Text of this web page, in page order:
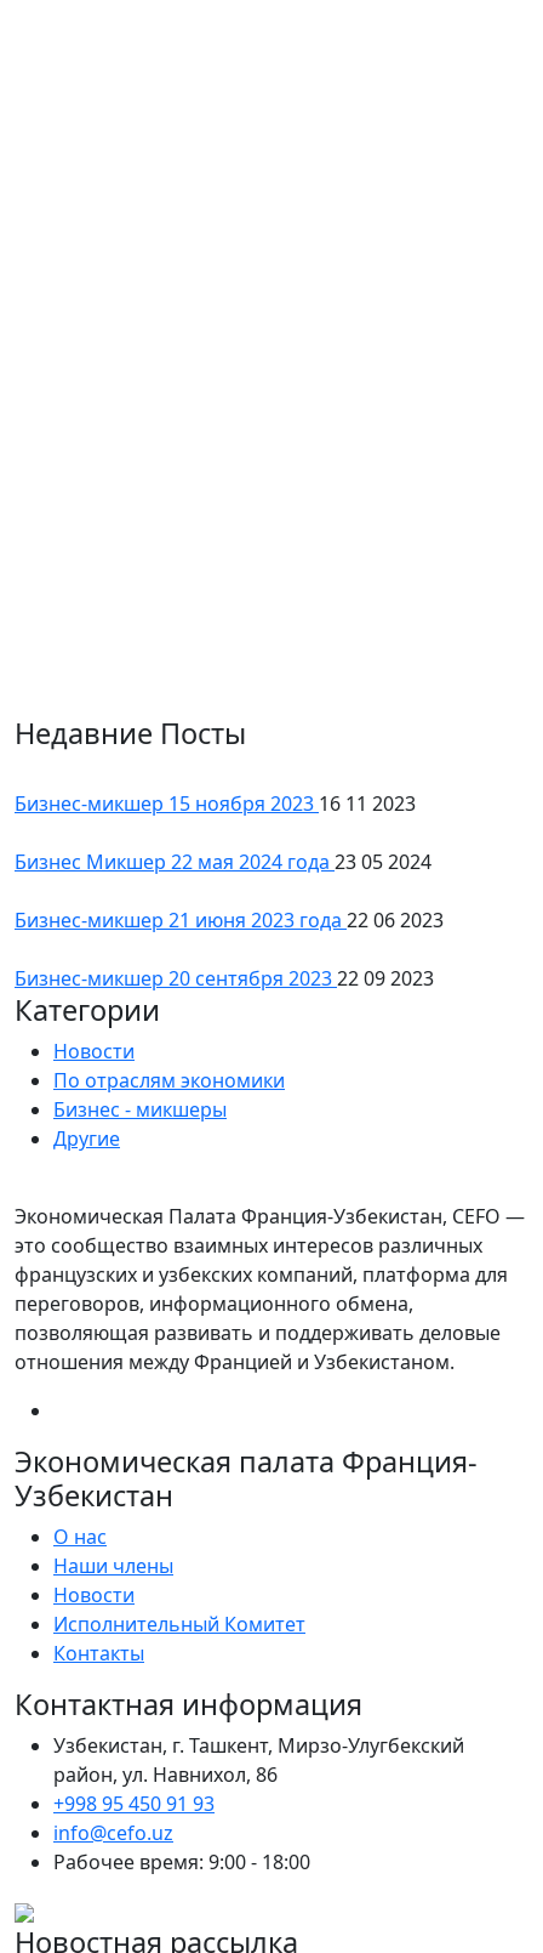
Недавние Посты
Бизнес-микшер 15 ноября 2023 16 11 2023
Бизнес Микшер 22 мая 2024 года 23 05 2024
Бизнес-микшер 21 июня 2023 года 22 06 2023
Бизнес-микшер 20 сентября 202322 09 2023
Категории
Новости
По отраслям экономики
Бизнес - микшеры
Другие
Экономическая Палата Франция-Узбекистан, CEFO —
это сообщество взаимных интересов различных
французских и узбекских компаний, платформа для
переговоров, информационного обмена,
позволяющая развивать и поддерживать деловые
отношения между Францией и Узбекистаном.
Экономическая палата Франция-
Узбекистан
О нас
Наши члены
Новости
Исполнительный Комитет
Контакты
Контактная информация
Узбекистан, г. Ташкент, Мирзо-Улугбекский
район, ул. Навнихол, 86
+998 95 450 91 93
info@cefo.uz
Рабочее время: 9:00 - 18:00
Новостная рассылка